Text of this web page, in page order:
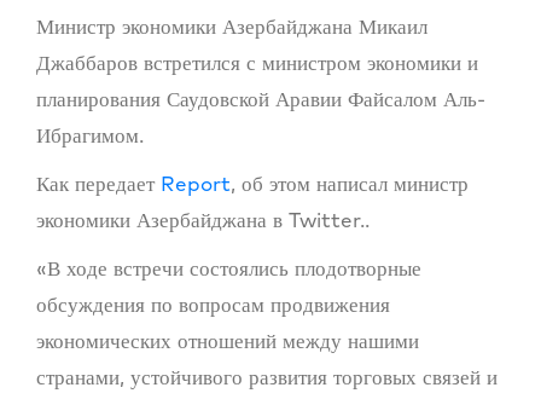
Министр экономики Азербайджана Микаил
Джаббаров встретился с министром экономики и
планирования Саудовской Аравии Файсалом Аль-
Ибрагимом.
Как передает Report, об этом написал министр
экономики Азербайджана в Twitter..
«В ходе встречи состоялись плодотворные
обсуждения по вопросам продвижения
экономических отношений между нашими
странами, устойчивого развития торговых связей и